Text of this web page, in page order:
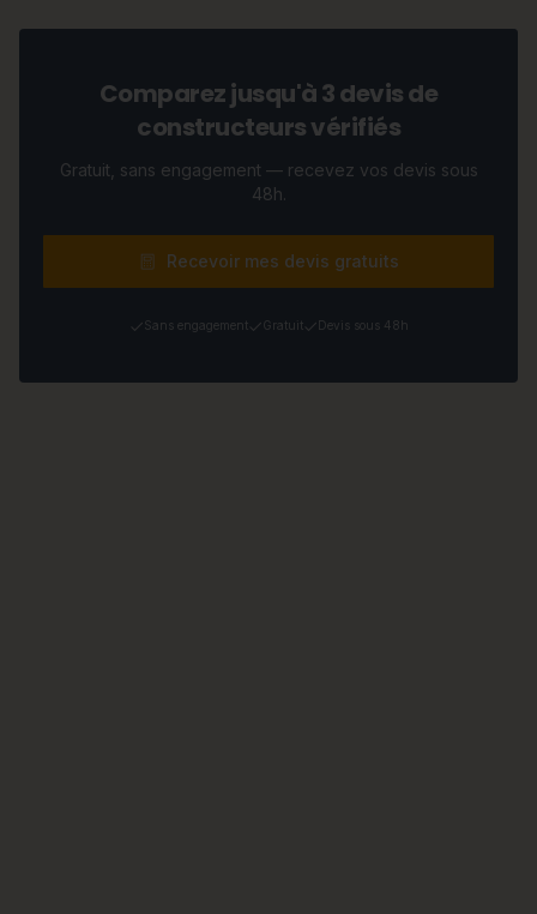
Comparez jusqu'à 3 devis de
constructeurs vérifiés
Gratuit, sans engagement — recevez vos devis sous
48h.
Recevoir mes devis gratuits
Sans engagement Gratuit Devis sous 48h